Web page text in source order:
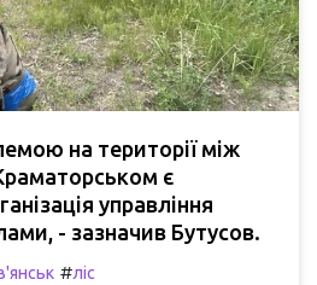
на території між
є
управління
- зазначив Бутусов.
#ліс